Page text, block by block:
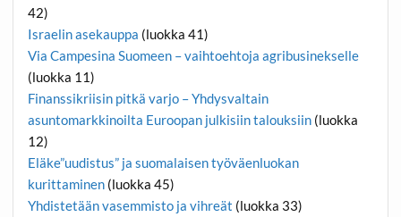
42)
Israelin asekauppa (luokka 41)
Via Campesina Suomeen – vaihtoehtoja agribusinekselle
(luokka 11)
Finanssikriisin pitkä varjo – Yhdysvaltain
asuntomarkkinoilta Euroopan julkisiin talouksiin (luokka
12)
Eläke”uudistus” ja suomalaisen työväenluokan
kurittaminen (luokka 45)
Yhdistetään vasemmisto ja vihreät (luokka 33)